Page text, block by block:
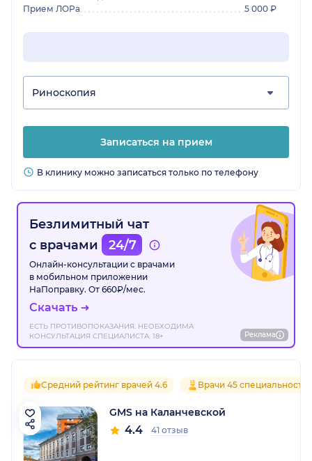
Прием ЛОРа
5 000 ₽
Риноскопия
Записаться на прием
В клинику можно записаться только по телефону
Безлимитный чат
с врачами
24/7
Онлайн-консультации с врачами
в мобильном приложении
НаПоправку. От 660₽/мес.
Скачать
ЕСТЬ ПРОТИВОПОКАЗАНИЯ. НЕОБХОДИМА
КОНСУЛЬТАЦИЯ СПЕЦИАЛИСТА. 18+
Реклама
Средний рейтинг врачей 4.6 Врачи 45
GMS на Каланчевской
4.4 41 отзыв